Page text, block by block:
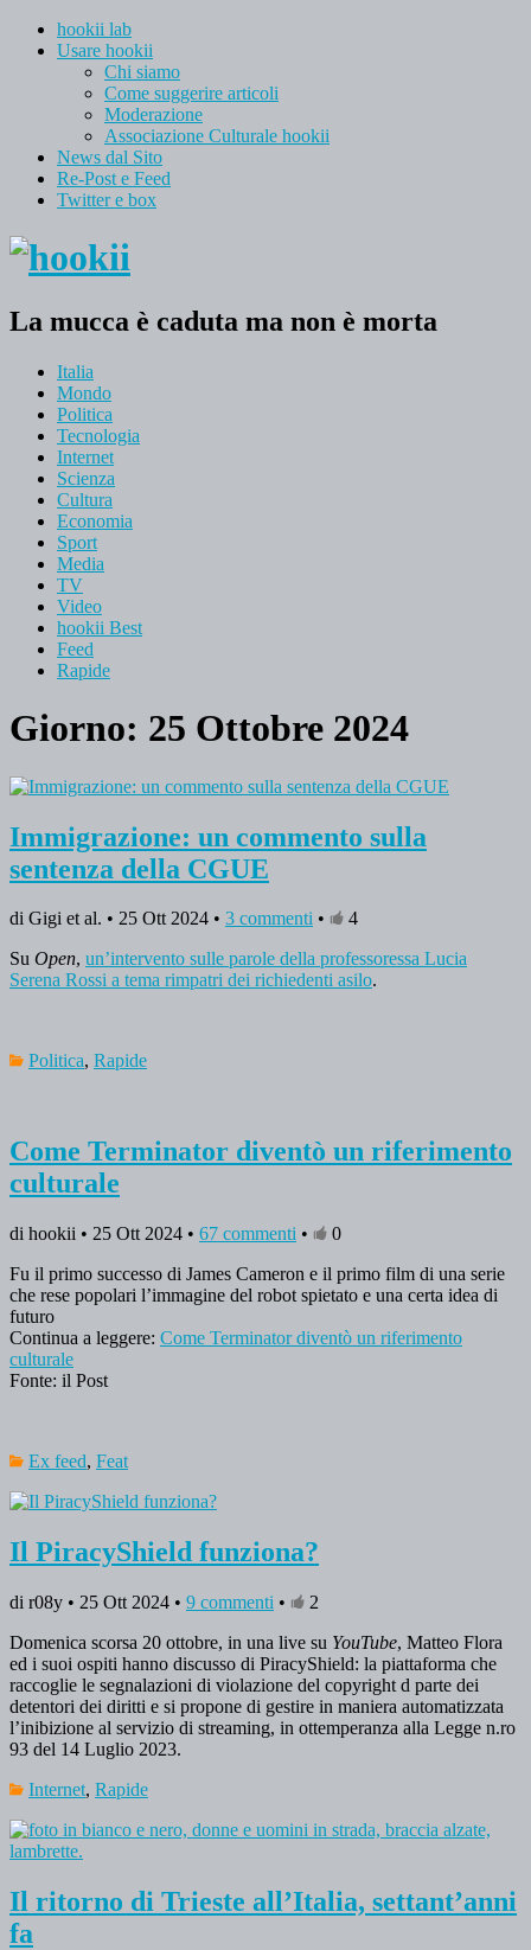
hookii lab
Usare hookii
Chi siamo
Come suggerire articoli
Moderazione
Associazione Culturale hookii
News dal Sito
Re-Post e Feed
Twitter e box
La mucca è caduta ma non è morta
Italia
Mondo
Politica
Tecnologia
Internet
Scienza
Cultura
Economia
Sport
Media
TV
Video
hookii Best
Feed
Rapide
Giorno: 25 Ottobre 2024
Immigrazione: un commento sulla
sentenza della CGUE
di Gigi et al. • 25 Ott 2024 • 3 commenti •
4
Su Open, un’intervento sulle parole della professoressa Lucia
Serena Rossi a tema rimpatri dei richiedenti asilo.
Politica, Rapide
Come Terminator diventò un riferimento
culturale
di hookii • 25 Ott 2024 • 67 commenti •
0
Fu il primo successo di James Cameron e il primo film di una serie
che rese popolari l’immagine del robot spietato e una certa idea di
futuro
Continua a leggere: Come Terminator diventò un riferimento
culturale
Fonte: il Post
Ex feed, Feat
Il PiracyShield funziona?
di r08y • 25 Ott 2024 • 9 commenti •
2
Domenica scorsa 20 ottobre, in una live su YouTube, Matteo Flora
ed i suoi ospiti hanno discusso di PiracyShield: la piattaforma che
raccoglie le segnalazioni di violazione del copyright d parte dei
detentori dei diritti e si propone di gestire in maniera automatizzata
l’inibizione al servizio di streaming, in ottemperanza alla Legge n.ro
93 del 14 Luglio 2023.
Internet, Rapide
Il ritorno di Trieste all’Italia, settant’anni
fa